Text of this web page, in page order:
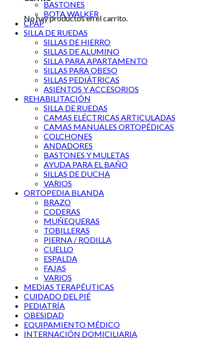
No hay productos en el carrito.
BASTONES
BOTA WALKER
CPAP
SILLA DE RUEDAS
SILLAS DE HIERRO
SILLAS DE ALUMINO
SILLA PARA APARTAMENTO
SILLAS PARA OBESO
SILLAS PEDIÁTRICAS
ASIENTOS Y ACCESORIOS
REHABILITACIÓN
SILLA DE RUEDAS
CAMAS ELÉCTRICAS ARTICULADAS
CAMAS MANUALES ORTOPÉDICAS
COLCHONES
ANDADORES
BASTONES Y MULETAS
AYUDA PARA EL BAÑO
SILLAS DE DUCHA
VARIOS
ORTOPEDIA BLANDA
BRAZO
CODERAS
MUÑEQUERAS
TOBILLERAS
PIERNA / RODILLA
CUELLO
ESPALDA
FAJAS
VARIOS
MEDIAS TERAPÉUTICAS
CUIDADO DEL PIÉ
PEDIATRÍA
OBESIDAD
EQUIPAMIENTO MÉDICO
INTERNACIÓN DOMICILIARIA